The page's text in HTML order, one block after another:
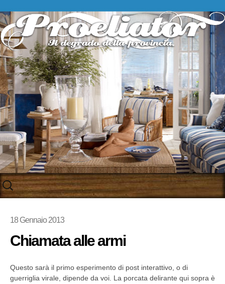
Skip
to
content
18 Gennaio 2013
Chiamata alle armi
Questo sarà il primo esperimento di post interattivo, o di
guerriglia virale, dipende da voi. La porcata delirante qui sopra è